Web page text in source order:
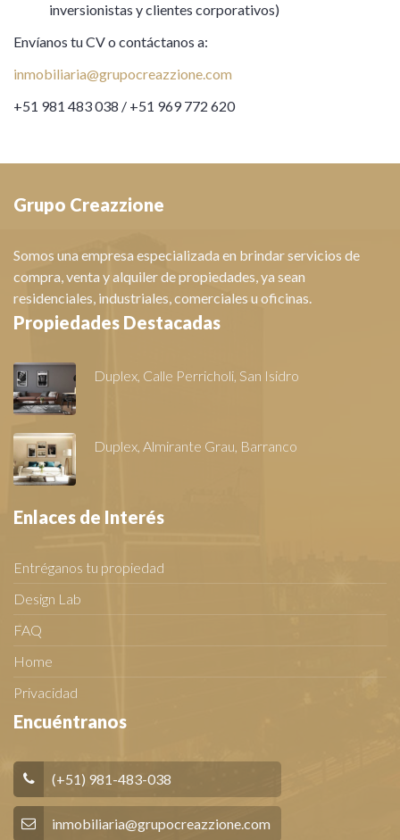
inversionistas y clientes corporativos)
Envíanos tu CV o contáctanos a:
inmobiliaria@grupocreazzione.com
+51 981 483 038 / +51 969 772 620
Grupo Creazzione
Somos una empresa especializada en brindar servicios de
compra, venta y alquiler de propiedades, ya sean
residenciales, industriales, comerciales u oficinas.
Propiedades Destacadas
Duplex, Calle Perricholi, San Isidro
Duplex, Almirante Grau, Barranco
Enlaces de Interés
Entréganos tu propiedad
Design Lab
FAQ
Home
Privacidad
Encuéntranos
(+51) 981-483-038
inmobiliaria@grupocreazzione.com